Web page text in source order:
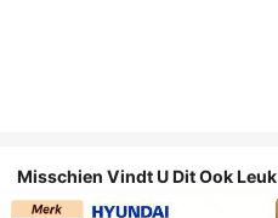
Misschien Vindt U Dit Ook Leuk